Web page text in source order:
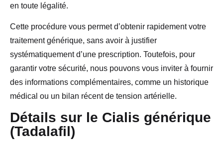
en toute légalité.
Cette procédure vous permet d’obtenir rapidement votre
traitement générique, sans avoir à justifier
systématiquement d’une prescription. Toutefois, pour
garantir votre sécurité, nous pouvons vous inviter à fournir
des informations complémentaires, comme un historique
médical ou un bilan récent de tension artérielle.
Détails sur le Cialis générique
(Tadalafil)